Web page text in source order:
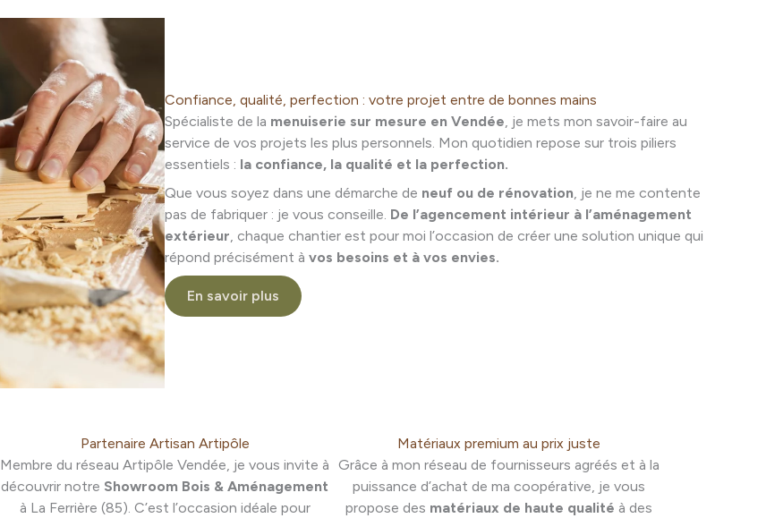
Confiance, qualité, perfection : votre projet entre de bonnes mains
Spécialiste de la menuiserie sur mesure en Vendée, je mets mon savoir-faire au
service de vos projets les plus personnels. Mon quotidien repose sur trois piliers
essentiels : la confiance, la qualité et la perfection.
Que vous soyez dans une démarche de neuf ou de rénovation, je ne me contente
pas de fabriquer : je vous conseille. De l’agencement intérieur à l’aménagement
extérieur, chaque chantier est pour moi l’occasion de créer une solution unique qui
répond précisément à vos besoins et à vos envies.
En savoir plus
Partenaire Artisan Artipôle
Membre du réseau Artipôle Vendée, je vous invite à
découvrir notre Showroom Bois & Aménagement
à La Ferrière (85). C’est l’occasion idéale pour
Matériaux premium au prix juste
Grâce à mon réseau de fournisseurs agréés et à la
puissance d’achat de ma coopérative, je vous
propose des matériaux de haute qualité à des